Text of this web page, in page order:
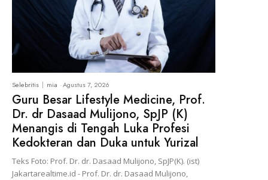
Selebritis mia -Agustus 7, 2026
Guru Besar Lifestyle Medicine, Prof.
Dr. dr Dasaad Mulijono, SpJP (K)
Menangis di Tengah Luka Profesi
Kedokteran dan Duka untuk Yurizal
Teks Foto: Prof. Dr. dr. Dasaad Mulijono, SpJP(K). (ist)
Jakartarealtime.id - Prof. Dr. dr. Dasaad Mulijono,